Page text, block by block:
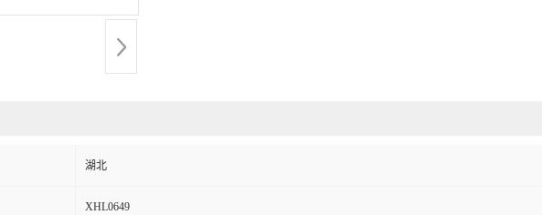
湖北
XHL0649